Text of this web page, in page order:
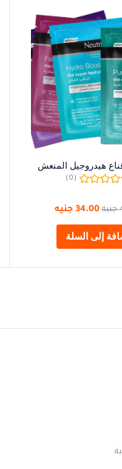
قناع هيدروجيل المنعش
(0)
جنيه 34.00 جنيه
إلى السلة